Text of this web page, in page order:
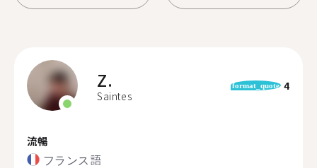
Z.
Saintes
format_quote 4
流暢
フランス語